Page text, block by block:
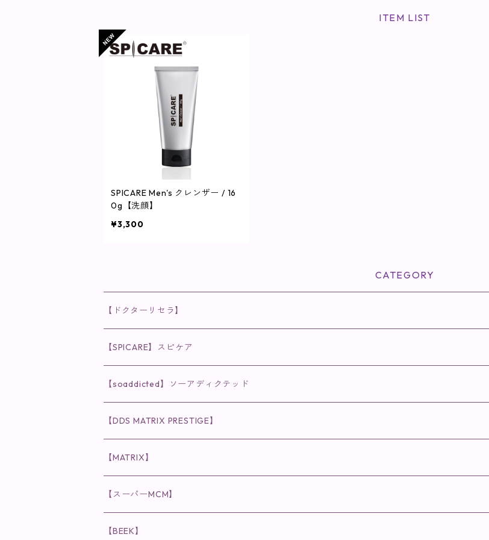
ITEM LIST
SPICARE Men's クレンザー / 16
0g【洗顔】
¥3,300
CATEGORY
【ドクターリセラ】
◉AQUA VENUS
クレンジング・洗顔
化粧水
◉VI PLANTE
リキッド
ディフェンサー
◉ナチュリスティーアクレス
クレンジング
洗顔
◉インナーケア
食品
粒タイプ
◉cocochia
ヘナカラー
◉美顔器
【SPICARE】スピケア
◉V3シリーズ
ファンデーション・ベース
クレンジング・洗顔
◉V3 VSPIC C Line
クレンジング・洗顔
化粧水
◉スピケアシリーズ
◉V.O.Sシリーズ
クレンジング・洗顔
◉メンズシリーズ
【soaddicted】ソーアディクテッド
ラッシュアディクト
まつ毛用美容液
眉毛用美容液
リップアディクト
唇用美容液
ヘアアディクト
【DDS MATRIX PRESTIGE】
スキンケアシリーズ
美容液
【MATRIX】
スキンケアシリーズ
美容液
【スーパーMCM】
インナーケア
【BEEK】